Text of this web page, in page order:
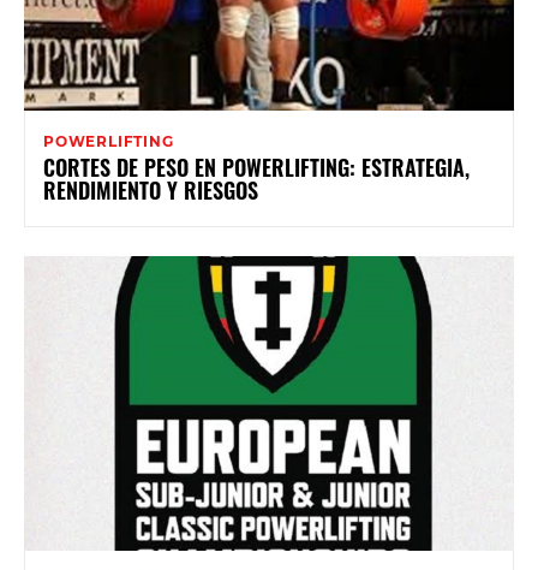
POWERLIFTING
CORTES DE PESO EN POWERLIFTING: ESTRATEGIA,
RENDIMIENTO Y RIESGOS